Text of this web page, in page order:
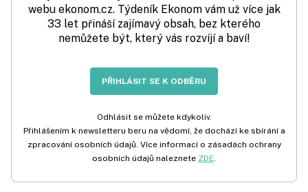
webu ekonom.cz. Týdeník Ekonom vám už více jak
33 let přináší zajímavý obsah, bez kterého
nemůžete být, který vás rozvíjí a baví!
PŘIHLÁSIT SE K ODBĚRU
Odhlásit se můžete kdykoliv.
Přihlášením k newsletteru beru na vědomí, že dochází ke sbírání a
zpracování osobních údajů. Více informací o zásadách ochrany
osobních údajů naleznete ZDE.